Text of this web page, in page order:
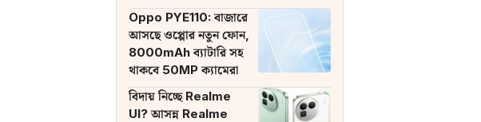
ব্যাটারি
Oppo PYE110: বাজারে
আসছে ওপ্পোর নতুন ফোন,
8000mAh ব্যাটারি সহ
থাকবে 50MP ক্যামেরা
বিদায় নিচ্ছে Realme
UI? আসন্ন Realme